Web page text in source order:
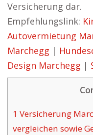
Versicherung dar.
Empfehlungslink:
Autovermietung
Marchegg |
Design Marchegg |
1 Versicherung
vergleichen sowie